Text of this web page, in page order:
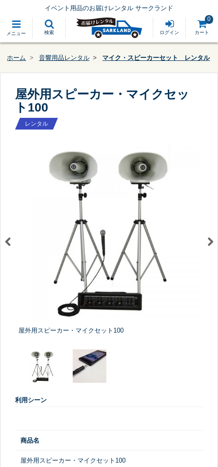
メニュー 検索
イベント用品のお届けレンタル サークランド
ログイン カート
0
ホーム 音響用品レンタル マイク・スピーカーセット レンタル
屋外用スピーカー・マイクセッ
ト100
レンタル
屋外用スピーカー・マイクセット100
利用シーン
商品名
屋外用スピーカー・マイクセット100